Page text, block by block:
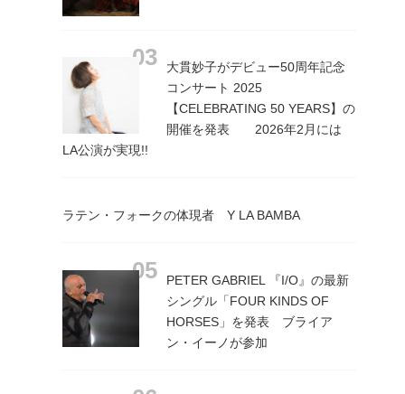
大貫妙子がデビュー50周年記念
コンサート 2025
【CELEBRATING 50 YEARS】の
開催を発表 2026年2月には
LA公演が実現!!
ラテン・フォークの体現者 Y LA BAMBA
PETER GABRIEL 『I/O』の最新
シングル「FOUR KINDS OF
HORSES」を発表 ブライア
ン・イーノが参加